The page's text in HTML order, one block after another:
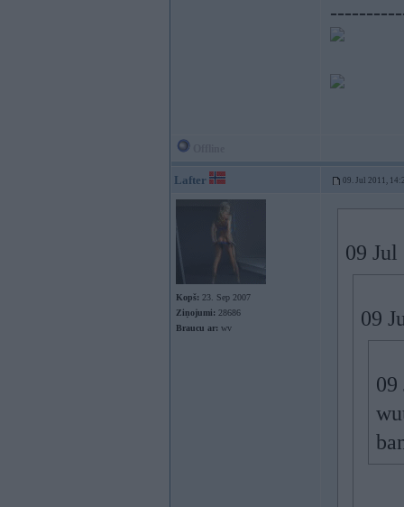
Lafter 09. Jul 2011,
Kopš: 23. Sep 2007
Ziņojumi: 28686
Braucu ar: wv
09
09
09